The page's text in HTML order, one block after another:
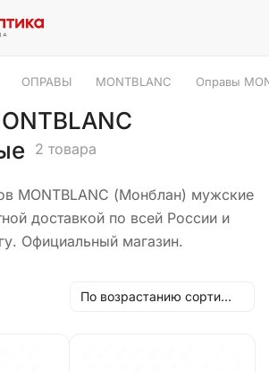
ОПРАВЫ MONTBLANC Оправы
2 товара
MONTBLANC (Монблан) мужские
доставкой по всей России и
Официальный магазин.
По возрастанию сортировки